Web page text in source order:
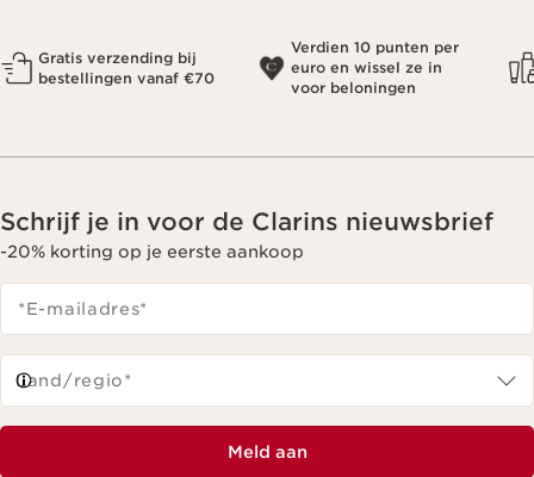
Gratis verzending bij
bestellingen vanaf €70
Verdien 10 punten per
euro en wissel ze in
voor beloningen
Schrijf je in voor de Clarins nieuwsbrief
-20% korting op je eerste aankoop
*E-mailadres*
Land/regio*
Meld aan